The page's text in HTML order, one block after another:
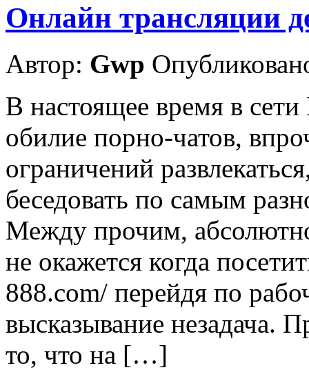
Онлайн трансляции
Автор: Gwp
В настоящее время в
обилие порно-чатов,
ограничений
беседовать по самым
Между прочим,
не окажется когда
888.com/ перейдя по
высказывание незадача.
то, что на […]